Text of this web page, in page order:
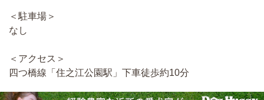
＜駐車場＞
なし
＜アクセス＞
四つ橋線「住之江公園駅」下車徒歩約10分